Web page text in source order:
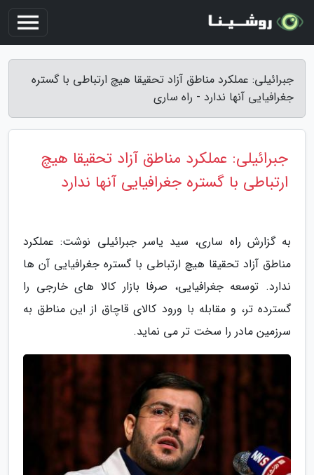
جبرائیلی: عملکرد مناطق آزاد تحقیقا هیچ ارتباطی با گستره
جغرافیایی آنها ندارد - راه ساری
جبرائیلی: عملکرد مناطق آزاد تحقیقا هیچ
ارتباطی با گستره جغرافیایی آنها ندارد
به گزارش راه ساری، سید یاسر جبرائیلی نوشت: عملکرد
مناطق آزاد تحقیقا هیچ ارتباطی با گستره جغرافیایی آن ها
ندارد. توسعه جغرافیایی، صرفا بازار کالا های خارجی را
گسترده تر، و مقابله با ورود کالای قاچاق از این مناطق به
سرزمین مادر را سخت تر می نماید.